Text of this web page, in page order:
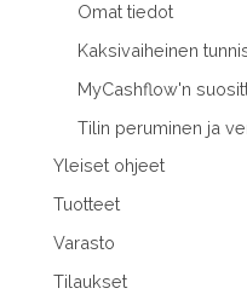
Omat tiedot
Kaksivaiheinen
MyCashflow'n
Tilin peruminen ja
Yleiset ohjeet
Tuotteet
Varasto
Tilaukset